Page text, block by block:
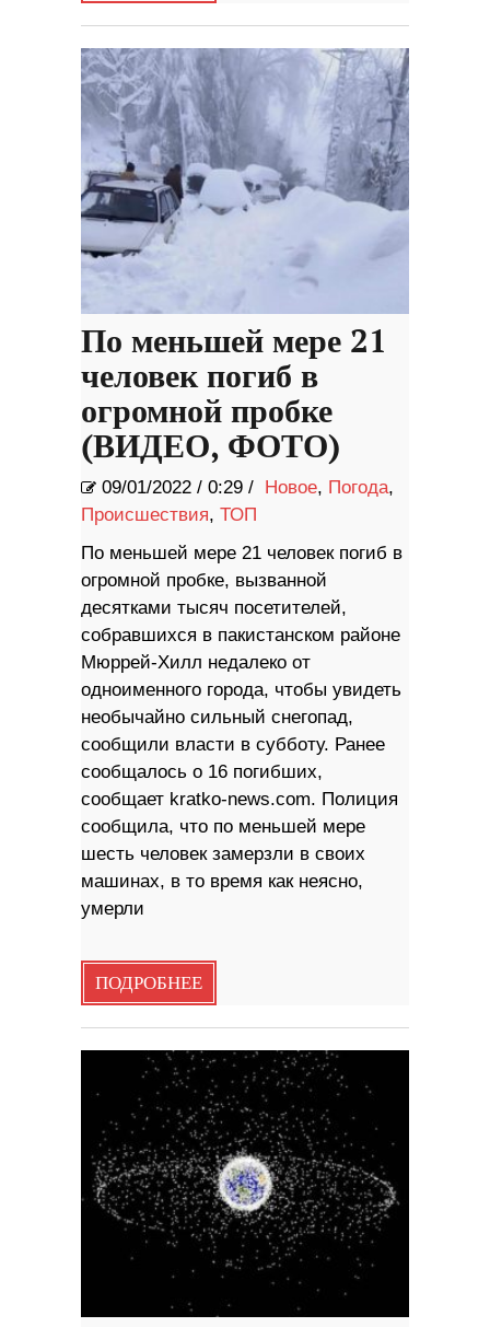
По меньшей мере 21
человек погиб в
огромной пробке
(ВИДЕО, ФОТО)
09/01/2022 / 0:29 / Новое, Погода,
Происшествия, ТОП
По меньшей мере 21 человек погиб в
огромной пробке, вызванной
десятками тысяч посетителей,
собравшихся в пакистанском районе
Мюррей-Хилл недалеко от
одноименного города, чтобы увидеть
необычайно сильный снегопад,
сообщили власти в субботу. Ранее
сообщалось о 16 погибших,
сообщает kratko-news.com. Полиция
сообщила, что по меньшей мере
шесть человек замерзли в своих
машинах, в то время как неясно,
умерли
ПОДРОБНЕЕ